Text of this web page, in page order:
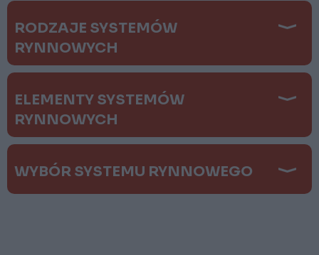
RODZAJE SYSTEMÓW
RYNNOWYCH
ELEMENTY SYSTEMÓW
RYNNOWYCH
WYBÓR SYSTEMU RYNNOWEGO